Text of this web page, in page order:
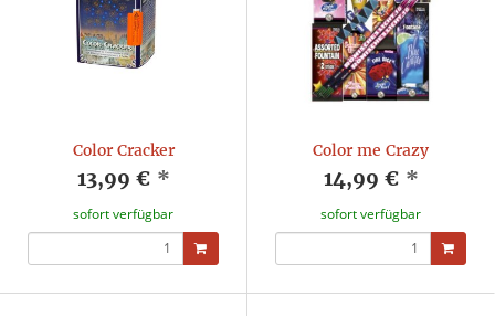
Color Cracker
13,99 € *
sofort verfügbar
Color me Crazy
14,99 € *
sofort verfügbar